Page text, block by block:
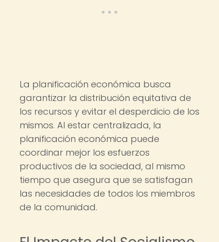
La planificación económica busca
garantizar la distribución equitativa de
los recursos y evitar el desperdicio de los
mismos. Al estar centralizada, la
planificación económica puede
coordinar mejor los esfuerzos
productivos de la sociedad, al mismo
tiempo que asegura que se satisfagan
las necesidades de todos los miembros
de la comunidad.